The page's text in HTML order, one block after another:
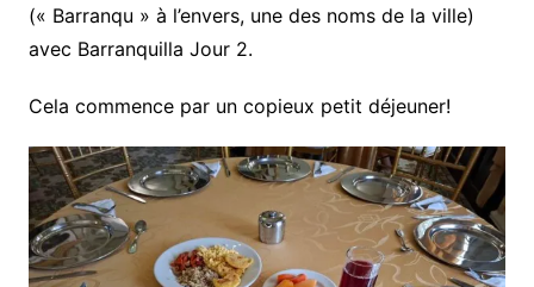
(« Barranqu » à l’envers, une des noms de la ville)
avec Barranquilla Jour 2.
Cela commence par un copieux petit déjeuner!